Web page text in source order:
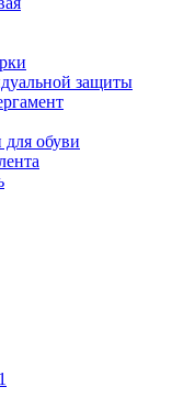
защиты
для обуви